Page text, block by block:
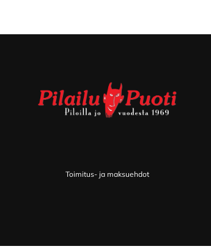
Toimitus- ja maksuehdot